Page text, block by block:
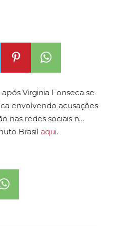
Virginia Fonseca se
envolvendo acusações
nas redes sociais n…
Brasil aqui.